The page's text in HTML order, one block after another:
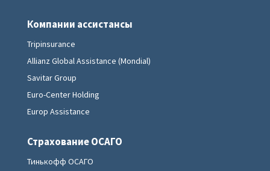
Компании ассистансы
Tripinsurance
Allianz Global Assistance (Mondial)
Savitar Group
Euro-Center Holding
Europ Assistance
Страхование ОСАГО
Тинькофф ОСАГО